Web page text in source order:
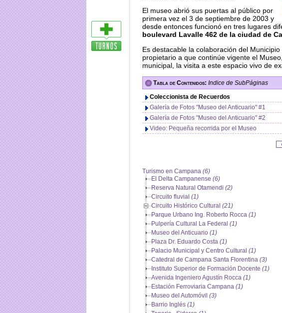
El museo abrió sus puertas al público por
primera vez el 3 de septiembre de 2003 y
desde entonces funcionó en tres lugares
boulevard Lavalle 462 de la ciudad de
Es destacable la colaboración del
propietario a que continúe vigente el
municipal, la visita a este espacio vivo de
Tabla de Contenidos: Indice de SubPáginas
Coleccionista de Recuerdos
Galería de Fotos "Museo del Anticuario" #1
Galería de Fotos "Museo del Anticuario" #2
Video: Pequeña recorrida por el Museo
Turismo en Campana (6)
El Delta Campanense (6)
Reserva Natural Otamendi (2)
Circuito fluvial (1)
Circuito Histórico Cultural (21)
Parque Urbano Ing. Roberto Rocca (1)
Pulpería Cultural La Federal (1)
Museo del Anticuario (1)
Plaza Dr. Eduardo Costa (1)
Palacio Municipal y Centro Cultural (1)
Catedral de Campana Santa Florentina (3)
Instituto Superior de Formación Docente (1)
Avenida Ingeniero Agustín Rocca (1)
Estación Ferroviaria Campana (1)
Museo del Automóvil (3)
Barrio Inglés (1)